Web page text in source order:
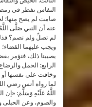
النفاس تفطر في
صامت لم يصح منها؛
عنه أن النبي صَلَّى
لم تصلِّ ولم تصم؟
ويجب عليهما
يصيبنا ذلك، فنؤمر
الرابع: الحمل
وخافت على نفسها أو
لما رواه أنس رضي
اللَّهُ عَلَيْهِ وَسَلَّمَ: «إن
والصوم، وعن